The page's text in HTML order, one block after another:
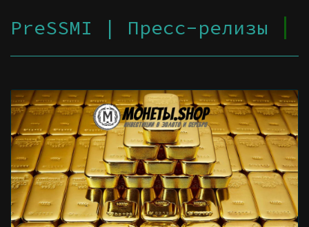
PreSSMI | Пресс-релизы